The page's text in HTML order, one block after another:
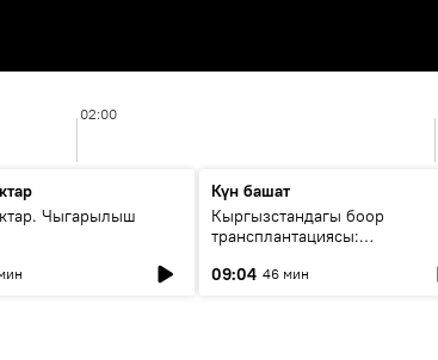
02:00
Чыгарылыш
Күн башат
Кыргызстандагы боор
трансплантациясы:
келечеги
09:04 46 мин